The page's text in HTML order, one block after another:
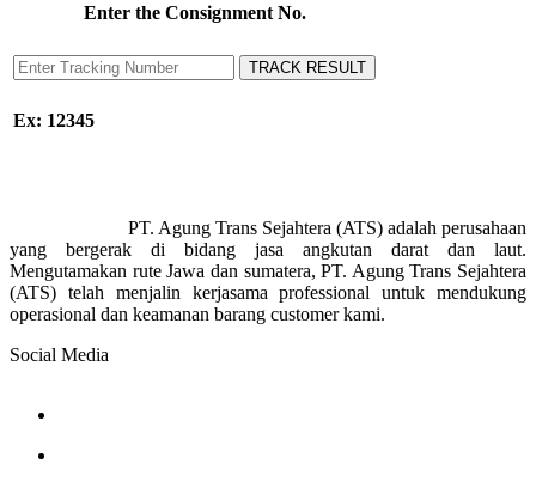
Enter the Consignment No.
Ex: 12345
PT. Agung Trans Sejahtera (ATS) adalah perusahaan
yang bergerak di bidang jasa angkutan darat dan laut.
Mengutamakan rute Jawa dan sumatera, PT. Agung Trans Sejahtera
(ATS) telah menjalin kerjasama professional untuk mendukung
operasional dan keamanan barang customer kami.
Social Media